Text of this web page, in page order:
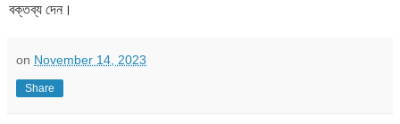
বক্তব্য দেন।
on November 14, 2023
Share